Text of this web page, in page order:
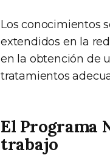
Los conocimientos
extendidos en la
en la obtención de
tratamientos
El Programa
trabajo